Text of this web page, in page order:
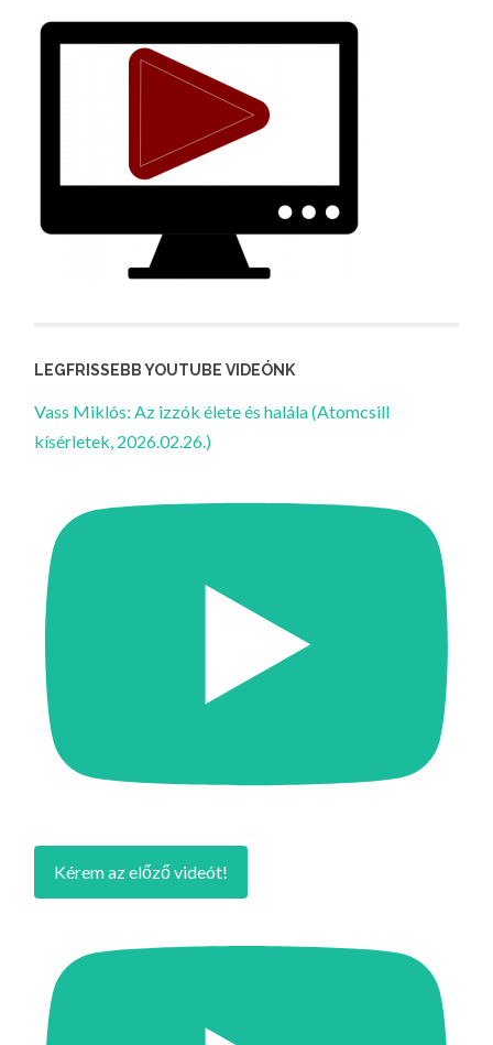
LEGFRISSEBB YOUTUBE VIDEÓNK
Vass Miklós: Az izzók élete és halála (Atomcsill
kísérletek, 2026.02.26.)
Kérem az előző videót!